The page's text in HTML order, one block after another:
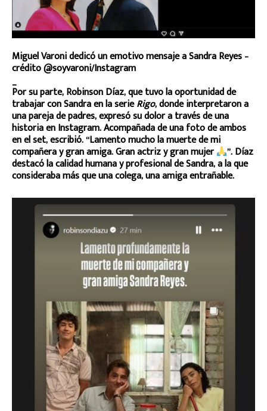
Miguel Varoni dedicó un emotivo mensaje a Sandra Reyes –
crédito @soyvaroni/Instagram
_
Por su parte, Robinson Díaz, que tuvo la oportunidad de
trabajar con Sandra en la serieRigo, donde interpretaron a
una pareja de padres, expresó su dolor a través de una
historia en Instagram. Acompañada de una foto de ambos
en el set, escribió. “Lamento mucho la muerte de mi
compañera y gran amiga. Gran actriz y gran mujer ”. Díaz
destacó la calidad humana y profesional de Sandra, a la que
consideraba más que una colega, una amiga entrañable.